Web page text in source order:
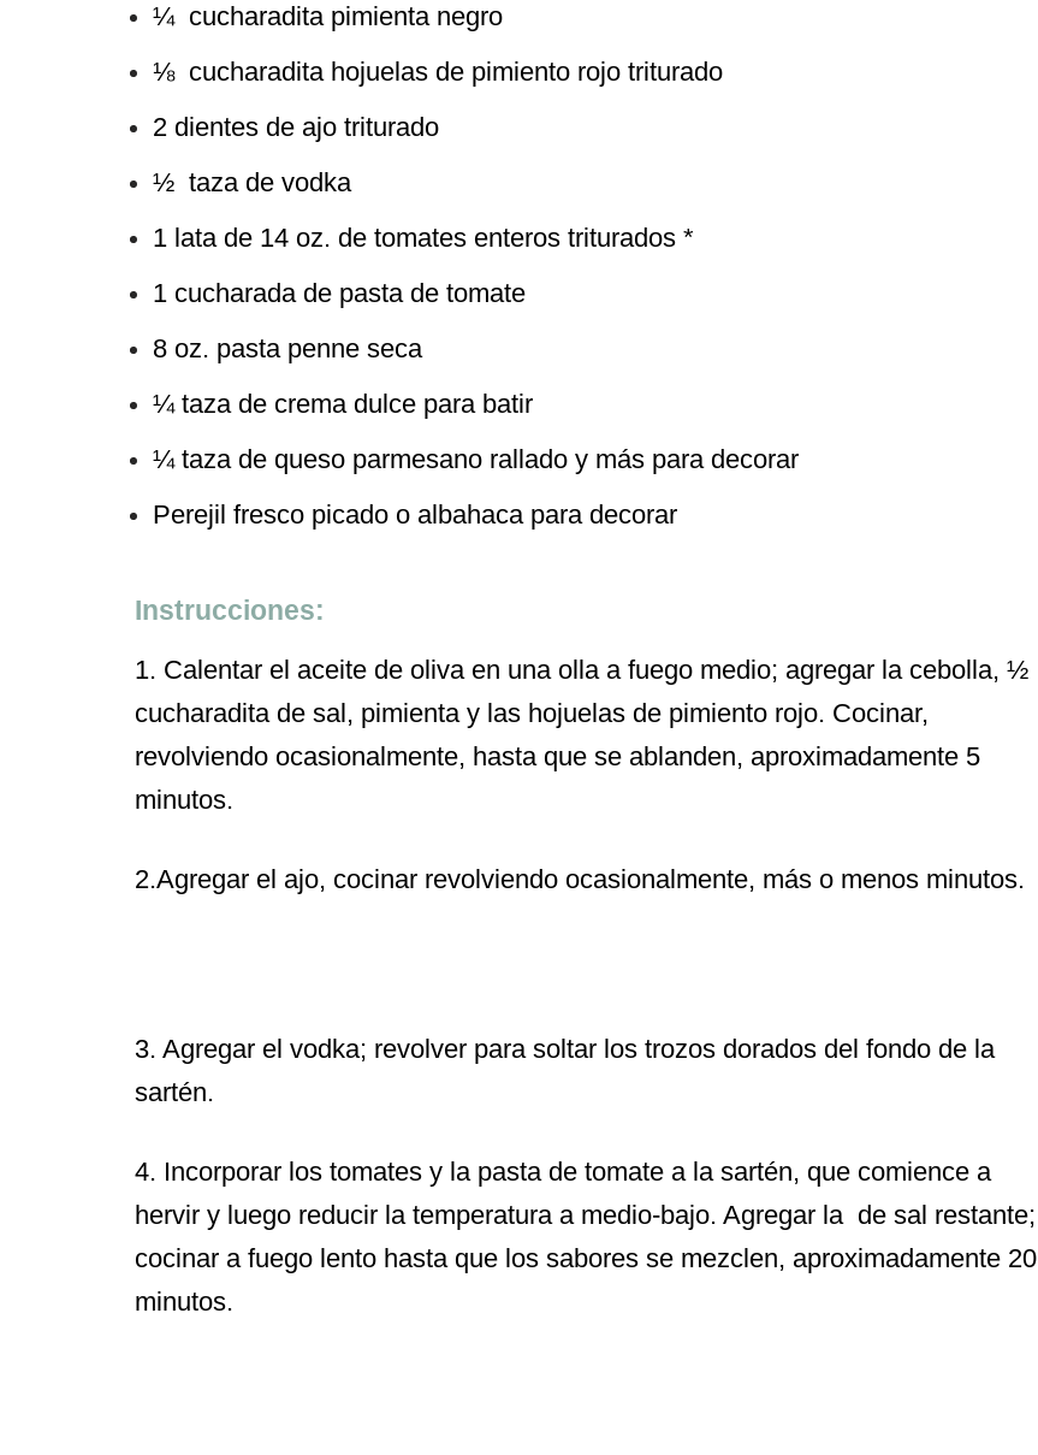
¼ cucharadita pimienta negro
⅛ cucharadita hojuelas de pimiento rojo triturado
2 dientes de ajo triturado
½ taza de vodka
1 lata de 14 oz. de tomates enteros triturados *
1 cucharada de pasta de tomate
8 oz. pasta penne seca
¼ taza de crema dulce para batir
¼ taza de queso parmesano rallado y más para decorar
Perejil fresco picado o albahaca para decorar
Instrucciones:
1. Calentar el aceite de oliva en una olla a fuego medio; agregar la cebolla, ½
cucharadita de sal, pimienta y las hojuelas de pimiento rojo. Cocinar,
revolviendo ocasionalmente, hasta que se ablanden, aproximadamente 5
minutos.
2.Agregar el ajo, cocinar revolviendo ocasionalmente, más o menos minutos.
3. Agregar el vodka; revolver para soltar los trozos dorados del fondo de la
sartén.
4. Incorporar los tomates y la pasta de tomate a la sartén, que comience a
hervir y luego reducir la temperatura a medio-bajo. Agregar la de sal restante;
cocinar a fuego lento hasta que los sabores se mezclen, aproximadamente 20
minutos.